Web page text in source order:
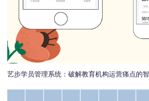
艺步学员管理系统：破解教育机构运营痛点的